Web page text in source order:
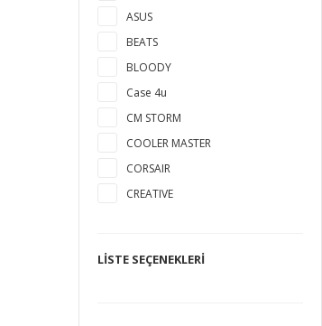
ASUS
BEATS
BLOODY
Case 4u
CM STORM
COOLER MASTER
CORSAIR
CREATIVE
GAMEBOOSTER
LISTE SEÇENEKLERI